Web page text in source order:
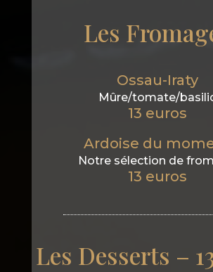
Les
Ossau-Iraty
Mûre/tomate/
13 euros
Ardoise du
Notre sélection de
13 euros
Les Desserts –